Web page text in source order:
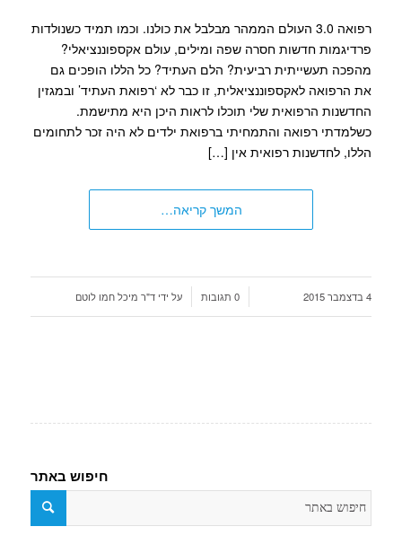
רפואה 3.0 העולם הממהר מבלבל את כולנו. וכמו תמיד כשנולדות
פרדיגמות חדשות חסרה שפה ומילים, עולם אקספוננציאלי?
מהפכה תעשייתית רביעית? הלם העתיד? כל הללו הופכים גם
את הרפואה לאקספוננציאלית, זו כבר לא ‘רפואת העתיד’ ובמגזין
החדשנות הרפואית שלי תוכלו לראות היכן היא מתישמת.
כשלמדתי רפואה והתמחיתי ברפואת ילדים לא היה זכר לתחומים
הללו, לחדשנות רפואית אין […]
המשך קריאה…
4 בדצמבר 2015 / 0 תגובות על ידי ד"ר מיכל חמו לוטם
חיפוש באתר